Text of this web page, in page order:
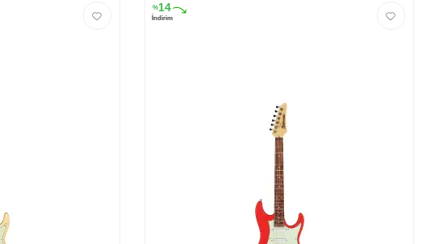
%14
İndirim